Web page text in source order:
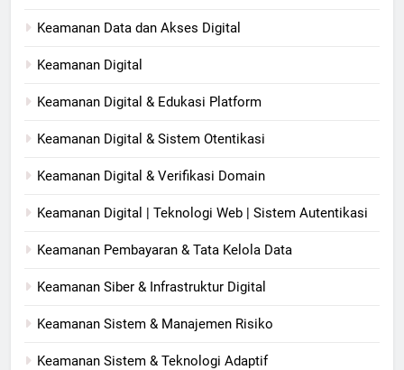
Keamanan Data dan Akses Digital
Keamanan Digital
Keamanan Digital & Edukasi Platform
Keamanan Digital & Sistem Otentikasi
Keamanan Digital & Verifikasi Domain
Keamanan Digital | Teknologi Web | Sistem Autentikasi
Keamanan Pembayaran & Tata Kelola Data
Keamanan Siber & Infrastruktur Digital
Keamanan Sistem & Manajemen Risiko
Keamanan Sistem & Teknologi Adaptif